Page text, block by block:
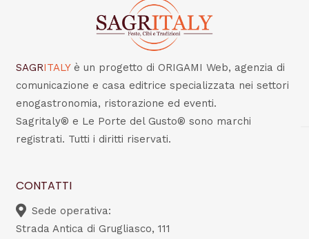
SAGRITALY è un progetto di ORIGAMI Web, agenzia di
comunicazione e casa editrice specializzata nei settori
enogastronomia, ristorazione ed eventi.
Sagritaly® e Le Porte del Gusto® sono marchi
registrati. Tutti i diritti riservati.
CONTATTI
Sede operativa:
Strada Antica di Grugliasco, 111